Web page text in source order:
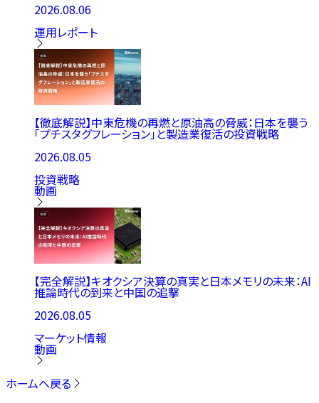
2026.08.06
運用レポート
【徹底解説】中東危機の再燃と原油高の脅威：日本を襲う
「プチスタグフレーション」と製造業復活の投資戦略
2026.08.05
投資戦略
動画
【完全解説】キオクシア決算の真実と日本メモリの未来：AI
推論時代の到来と中国の追撃
2026.08.05
マーケット情報
動画
ホームへ戻る